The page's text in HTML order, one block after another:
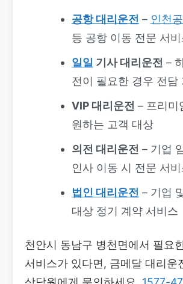
공항 대리운전 – 인천
등 공항 이동 전문 서비
일일 기사 대리운전 –
전이 필요한 경우 전담
VIP 대리운전 – 프리미
원하는 고객 대상
의전 대리운전 – 기업
인사 이동 시 전문 서비
법인 대리운전 – 기업
대상 정기 계약 서비스
천안시 동남구 병천면에서 필요
서비스가 있다면, 금메달 대리운